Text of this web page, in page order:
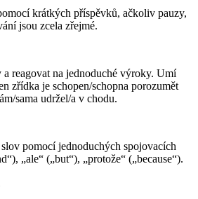
krátkých příspěvků, ačkoliv pauzy,
jsou zcela zřejmé.
reagovat na jednoduché výroky. Umí
zřídka je schopen/schopna porozumět
sama udržel/a v chodu.
pomocí jednoduchých spojovacích
„ale“ („but“), „protože“ („because“).